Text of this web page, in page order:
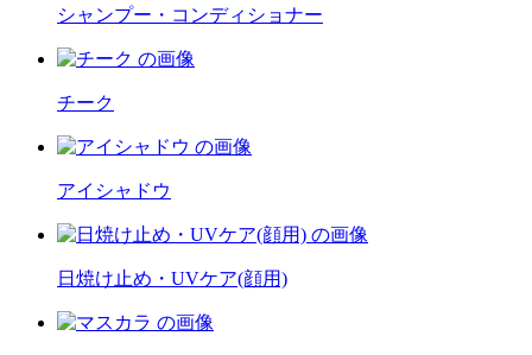
シャンプー・コンディショナー
チーク
アイシャドウ
日焼け止め・UVケア(顔用)